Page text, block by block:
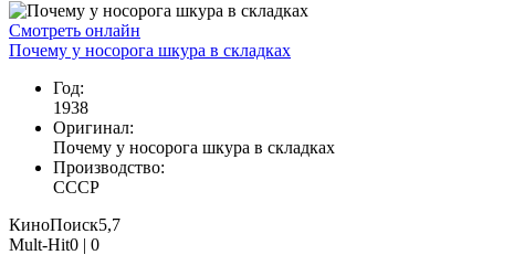
Смотреть онлайн
Почему у носорога шкура в складках
Год:
1938
Оригинал:
Почему у носорога шкура в складках
Производство:
СССР
КиноПоиск5,7
Mult-Hit0 | 0